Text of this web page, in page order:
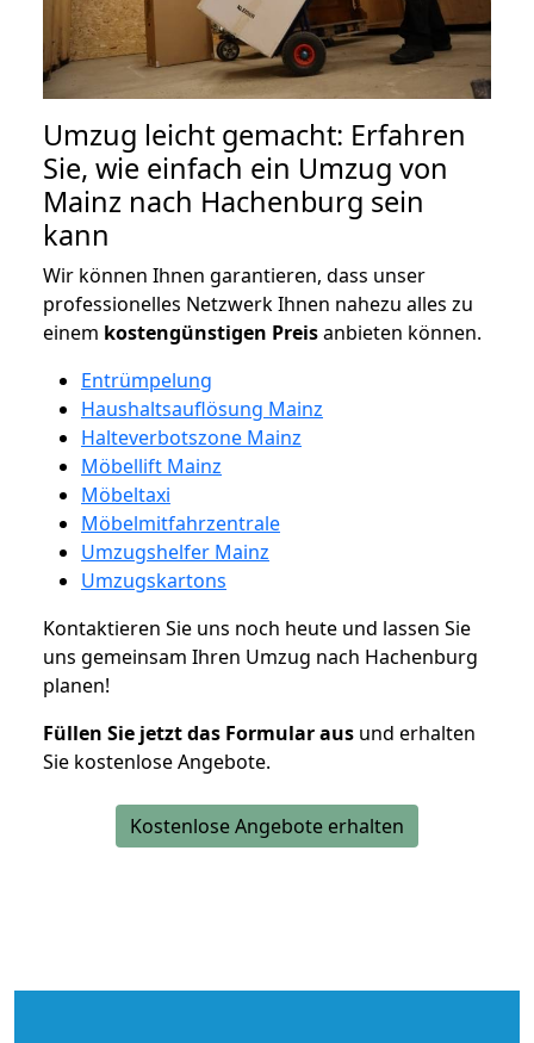
Umzug leicht gemacht: Erfahren
Sie, wie einfach ein Umzug von
Mainz nach Hachenburg sein
kann
Wir können Ihnen garantieren, dass unser
professionelles Netzwerk Ihnen nahezu alles zu
einem kostengünstigen Preisanbieten können.
Entrümpelung
Haushaltsauflösung Mainz
Halteverbotszone Mainz
Möbellift Mainz
Möbeltaxi
Möbelmitfahrzentrale
Umzugshelfer Mainz
Umzugskartons
Kontaktieren Sie uns noch heute und lassen Sie
uns gemeinsam Ihren Umzug nach Hachenburg
planen!
Füllen Sie jetzt das Formular aus und erhalten
Sie kostenlose Angebote.
Kostenlose Angebote erhalten